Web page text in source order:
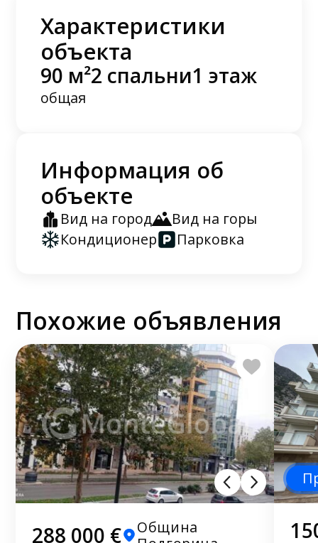
Характеристики
объекта
90 м²
общая
2 спальни1 этаж
Информация об
объекте
Вид на город
Вид на горы
Кондиционер
Парковка
Похожие объявления
288 000 €
Община